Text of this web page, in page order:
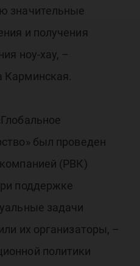
значительные
и получения
ноу-хау, –
Карминская.
был проведен
(РВК)
поддержке
задачи
их организаторы, –
политики